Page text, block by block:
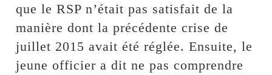
que le RSP n’était pas satisfait de la
manière dont la précédente crise de
juillet 2015 avait été réglée. Ensuite, le
jeune officier a dit ne pas comprendre